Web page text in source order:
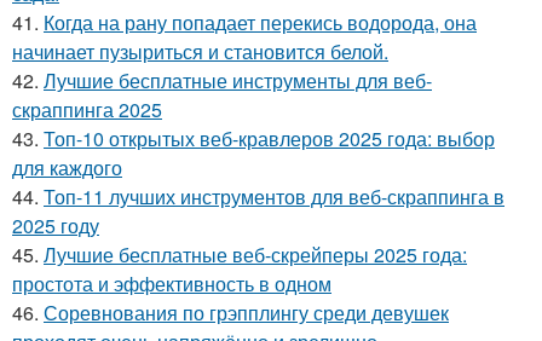
41. Когда на рану попадает перекись водорода, она
начинает пузыриться и становится белой.
42. Лучшие бесплатные инструменты для веб-
скраппинга 2025
43. Топ-10 открытых веб-кравлеров 2025 года: выбор
для каждого
44. Топ-11 лучших инструментов для веб-скраппинга в
2025 году
45. Лучшие бесплатные веб-скрейперы 2025 года:
простота и эффективность в одном
46. Соревнования по грэпплингу среди девушек